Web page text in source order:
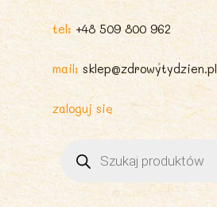
tel: +48 509 800 962
mail: sklep@zdrowytydzien.pl
zaloguj się
produktów